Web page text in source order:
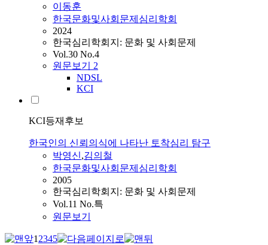
이동훈
한국문화및사회문제심리학회
2024
한국심리학회지: 문화 및 사회문제
Vol.30 No.4
원문보기 2
NDSL
KCI
KCI등재후보
한국인의 신뢰의식에 나타난 토착심리 탐구
박영신,김의철
한국문화및사회문제심리학회
2005
한국심리학회지: 문화 및 사회문제
Vol.11 No.특
원문보기
12345